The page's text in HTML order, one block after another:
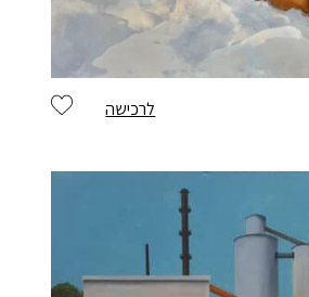
לרכישה